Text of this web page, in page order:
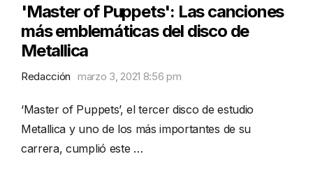
'Master of Puppets': Las canciones
más emblemáticas del disco de
Metallica
Redacción marzo 3, 2021 8:56 pm
‘Master of Puppets’, el tercer disco de estudio
Metallica y uno de los más importantes de su
carrera, cumplió este …